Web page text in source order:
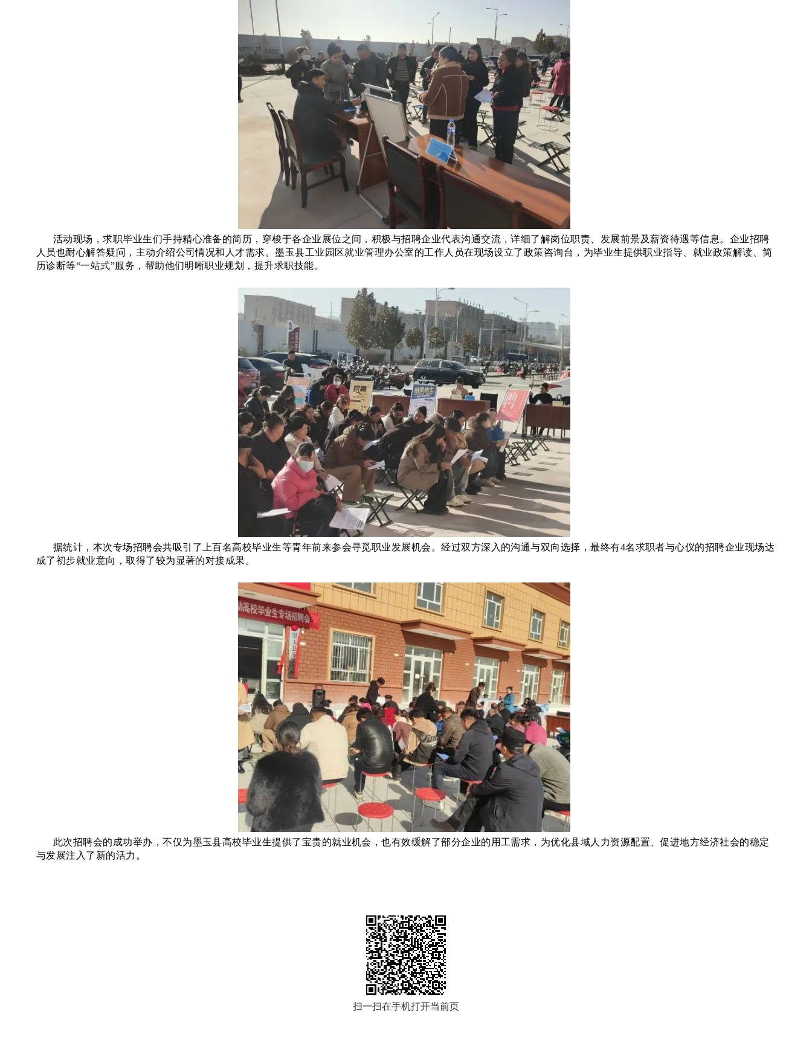
活动现场，求职毕业生们手持精心准备的简历，穿梭于各企业展位之间，积极与招聘企业代表沟通交流，详细了解岗位职责、发展前景及薪资待遇等信息。企业招聘
人员也耐心解答疑问，主动介绍公司情况和人才需求。墨玉县工业园区就业管理办公室的工作人员在现场设立了政策咨询台，为毕业生提供职业指导、就业政策解读、简
历诊断等“一站式”服务，帮助他们明晰职业规划，提升求职技能。
据统计，本次专场招聘会共吸引了上百名高校毕业生等青年前来参会寻觅职业发展机会。经过双方深入的沟通与双向选择，最终有4名求职者与心仪的招聘企业现场达
成了初步就业意向，取得了较为显著的对接成果。
此次招聘会的成功举办，不仅为墨玉县高校毕业生提供了宝贵的就业机会，也有效缓解了部分企业的用工需求，为优化县域人力资源配置、促进地方经济社会的稳定
与发展注入了新的活力。
扫一扫在手机打开当前页